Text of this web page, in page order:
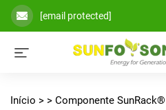
[email protected]
Início > > Componente SunRack®